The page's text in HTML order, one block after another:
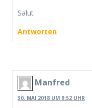
Salut
Antworten
Manfred
30. MAI 2018 UM 9:52 UHR